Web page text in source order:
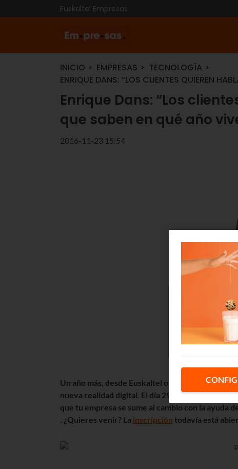
Euskaltel Empresas
INICIO EMPRESAS
TECNOLOGÍA
ENRIQUE DANS: “LOS CLIENTES QUIEREN
Enrique Dans: “Los
que saben en qué año
2016-11-23 15:54
Un año más, desde Euskaltel organizamos la
nueva realidad digital. El día 29 de noviembre
que tu empresa se sume al cambio con la ayuda
¿Quieres venir? La inscripción todavía está